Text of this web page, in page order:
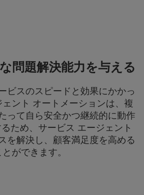
問題解決能力を与える
ビスのスピードと効果にかかっ
ント オートメーションは、複
って自ら安全かつ継続的に動作
ため、サービス エージェント
を解決し、顧客満足度を高める
とができます。